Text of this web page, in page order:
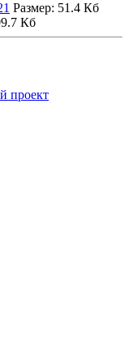
Размер: 51.4 Кб
Кб
проект